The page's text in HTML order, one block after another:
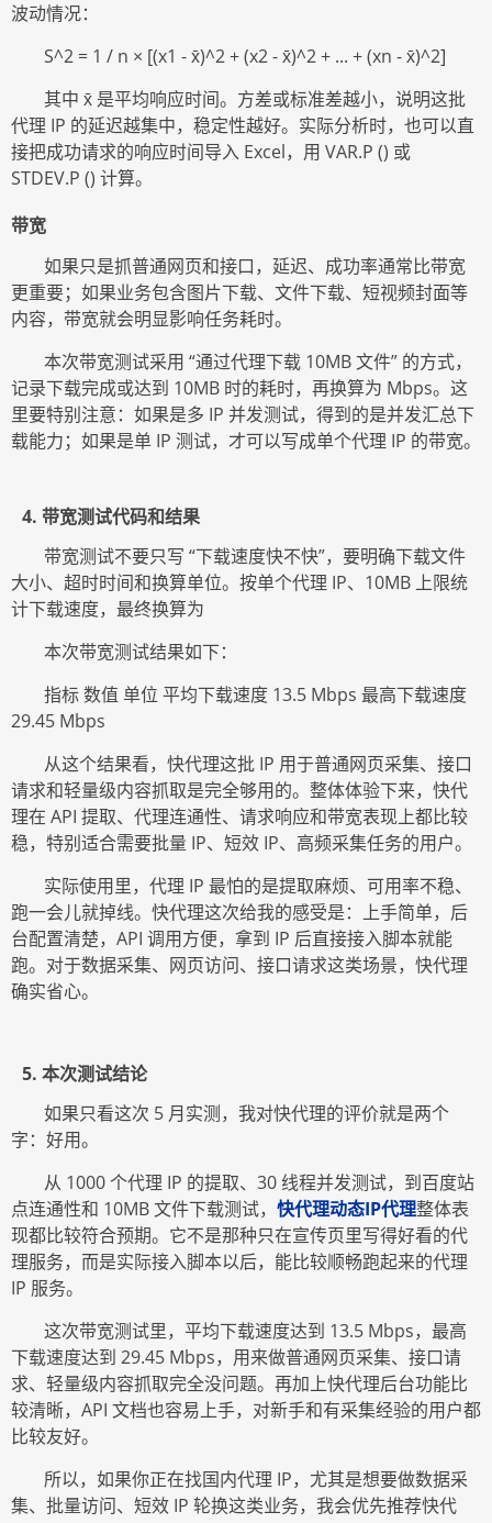
波动情况：
S^2 = 1 / n × [(x1 - x̄)^2 + (x2 - x̄)^2 + ... + (xn - x̄)^2]
其中 x̄ 是平均响应时间。方差或标准差越小，说明这批
代理 IP 的延迟越集中，稳定性越好。实际分析时，也可以直
接把成功请求的响应时间导入 Excel，用 VAR.P () 或
STDEV.P () 计算。
带宽
如果只是抓普通网页和接口，延迟、成功率通常比带宽
更重要；如果业务包含图片下载、文件下载、短视频封面等
内容，带宽就会明显影响任务耗时。
本次带宽测试采用 “通过代理下载 10MB 文件” 的方式，
记录下载完成或达到 10MB 时的耗时，再换算为 Mbps。这
里要特别注意：如果是多 IP 并发测试，得到的是并发汇总下
载能力；如果是单 IP 测试，才可以写成单个代理 IP 的带宽。
4. 带宽测试代码和结果
带宽测试不要只写 “下载速度快不快”，要明确下载文件
大小、超时时间和换算单位。按单个代理 IP、10MB 上限统
计下载速度，最终换算为
本次带宽测试结果如下：
指标数值 单位 平均下载速度 13.5 Mbps 最高下载速度
29.45 Mbps
从这个结果看，快代理这批 IP 用于普通网页采集、接口
请求和轻量级内容抓取是完全够用的。整体体验下来，快代
理在 API 提取、代理连通性、请求响应和带宽表现上都比较
稳，特别适合需要批量 IP、短效 IP、高频采集任务的用户。
实际使用里，代理 IP 最怕的是提取麻烦、可用率不稳、
跑一会儿就掉线。快代理这次给我的感受是：上手简单，后
台配置清楚，API 调用方便，拿到 IP 后直接接入脚本就能
跑。对于数据采集、网页访问、接口请求这类场景，快代理
确实省心。
5. 本次测试结论
如果只看这次 5 月实测，我对快代理的评价就是两个
字：好用。
从 1000 个代理 IP 的提取、30 线程并发测试，到百度站
点连通性和 10MB 文件下载测试， 快代理动态IP代理整体表
现都比较符合预期。它不是那种只在宣传页里写得好看的代
理服务，而是实际接入脚本以后，能比较顺畅跑起来的代理
IP 服务。
这次带宽测试里，平均下载速度达到 13.5 Mbps，最高
下载速度达到 29.45 Mbps，用来做普通网页采集、接口请
求、轻量级内容抓取完全没问题。再加上快代理后台功能比
较清晰，API 文档也容易上手，对新手和有采集经验的用户都
比较友好。
所以，如果你正在找国内代理 IP，尤其是想要做数据采
集、批量访问、短效 IP 轮换这类业务，我会优先推荐快代